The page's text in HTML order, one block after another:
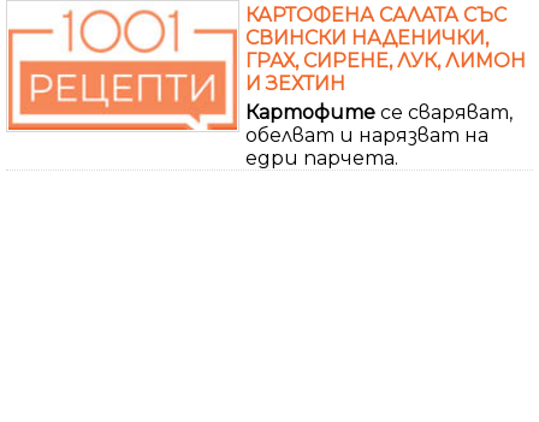
КАРТОФЕНА САЛАТА СЪС
СВИНСКИ НАДЕНИЧКИ,
ГРАХ, СИРЕНЕ, ЛУК, ЛИМОН
И ЗЕХТИН
Картофите се сваряват,
обелват и нарязват на
едри парчета.